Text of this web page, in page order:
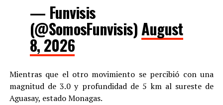
— Funvisis
(@SomosFunvisis) August
8, 2026
Mientras que el otro movimiento se percibió con una
magnitud de 3.0 y profundidad de 5 km al sureste de
Aguasay, estado Monagas.